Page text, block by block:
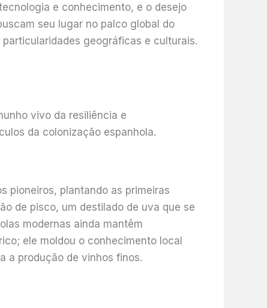
e conhecimento, e o desejo
seu lugar no palco global do
geográficas e culturais.
vivo da resiliência e
da colonização espanhola.
pioneiros, plantando as primeiras
de pisco, um destilado de uva que se
modernas ainda mantêm
ele moldou o conhecimento local
a produção de vinhos finos.